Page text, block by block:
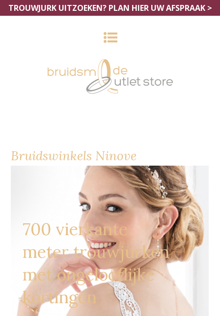
TROUWJURK UITZOEKEN? PLAN HIER UW AFSPRAAK >
Bruidswinkels Ninove
700 vierkante
meter trouwjurken
met ongelooflijke
kortingen